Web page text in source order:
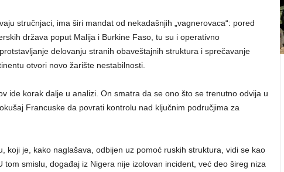
stručnjaci, ima širi mandat od nekadašnjih „vagnerovaca“: pored
država poput Malija i Burkine Faso, tu su i operativno
delovanju stranih obaveštajnih struktura i sprečavanje
otvori novo žarište nestabilnosti.
ide korak dalje u analizi. On smatra da se ono što se trenutno odvija u
Francuske da povrati kontrolu nad ključnim područjima za
koji je, kako naglašava, odbijen uz pomoć ruskih struktura, vidi se kao
tom smislu, događaj iz Nigera nije izolovan incident, već deo šireg niza